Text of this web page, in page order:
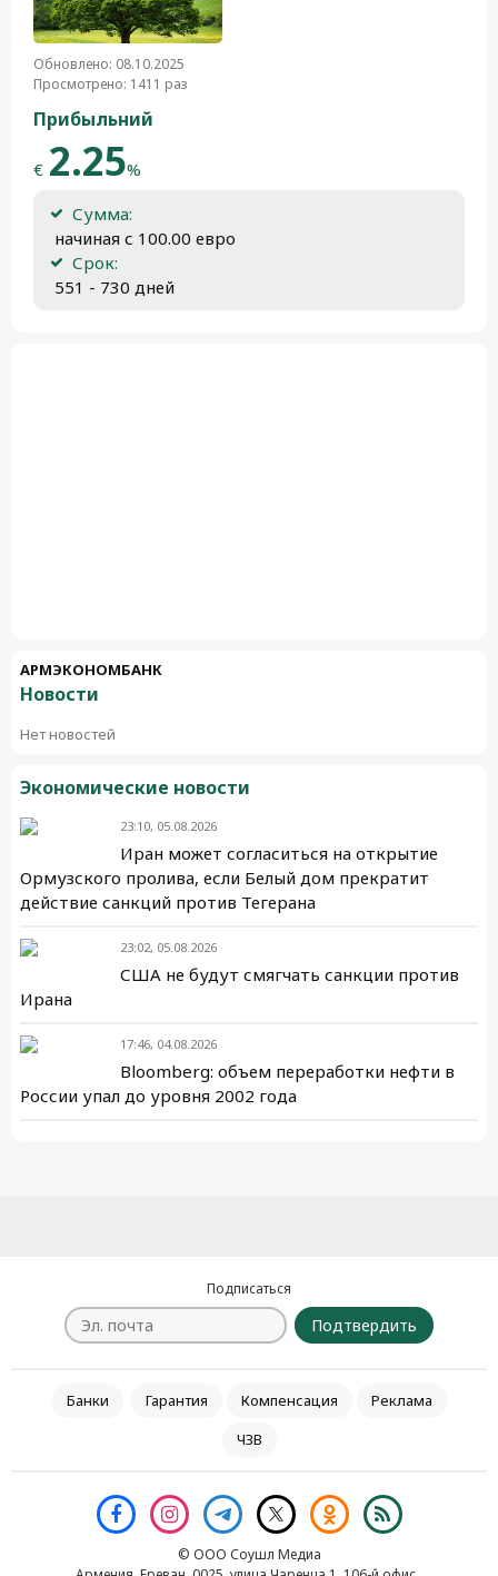
Обновлено: 08.10.2025
Просмотрено: 1411 раз
Прибыльний
€ 2.25%
Сумма:
начиная с 100.00 евро
Срок:
551 - 730 дней
АРМЭКОНОМБАНК
Новости
Нет новостей
Экономические новости
23:10, 05.08.2026
Иран может согласиться на открытие
Ормузского пролива, если Белый дом прекратит
действие санкций против Тегерана
23:02, 05.08.2026
США не будут смягчать санкции против
Ирана
17:46, 04.08.2026
Bloomberg: объем переработки нефти в
России упал до уровня 2002 года
Подписаться
Подтвердить
Банки Гарантия Компенсация
Реклама
ЧЗВ
© ООО Соушл Медиа